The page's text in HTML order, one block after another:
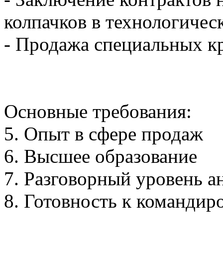
колпачков в
- Продажа специальных
Основные требования:
5. Опыт в сфере продаж
6. Высшее образование
7. Разговорный уровень
8. Готовность к